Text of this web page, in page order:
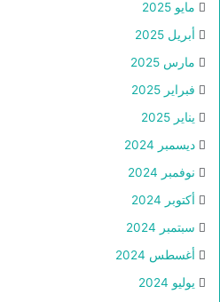
مايو 2025
أبريل 2025
مارس 2025
فبراير 2025
يناير 2025
ديسمبر 2024
نوفمبر 2024
أكتوبر 2024
سبتمبر 2024
أغسطس 2024
يوليو 2024